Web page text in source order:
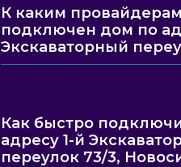
К каким провайдерам
подключен дом по
Экскаваторный
Как быстро
адресу 1-й
переулок 73/3,